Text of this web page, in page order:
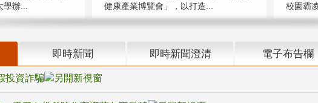
辦...
健康產業博覽會」，以打造...
校園霸
即時新聞 即時新聞澄清 電子布告欄
投資詐騙